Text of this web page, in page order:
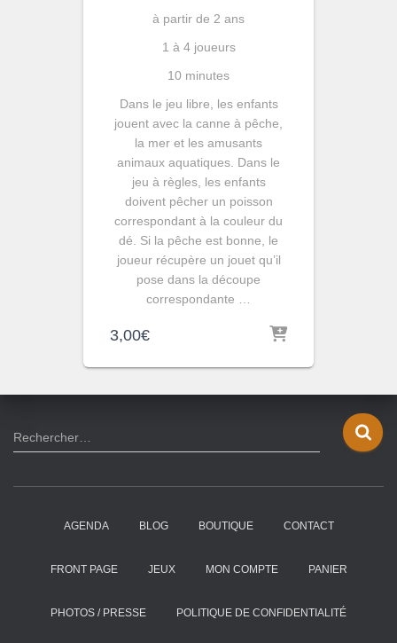
à partir de 2 ans
1 à 4 joueurs
10 minutes
Dans le jeu libre, les enfants
jouent avec la canne à pêche,
la mer et les amusants
animaux aquatiques. Dans le
jeu à règles, les enfants
doivent pêcher un poisson
correspondant à la couleur du
dé. Si la pêche est bonne, le
joueur récupère un jouet qu’il
pose dans la découpe
correspondante …
3,00€
R
e
h
Rechercher…
AGENDA BLOG BOUTIQUE CONTACT
FRONT PAGE JEUX MON COMPTE PANIER
PHOTOS / PRESSE POLITIQUE DE CONFIDENTIALITÉ